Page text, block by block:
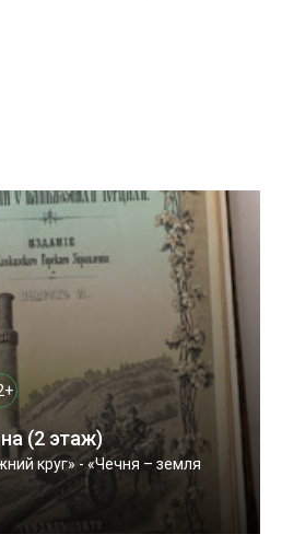
(2 этаж)
круг» - «Чечня – земля